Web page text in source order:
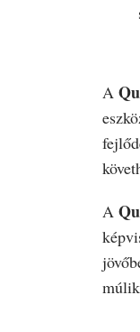
A
A